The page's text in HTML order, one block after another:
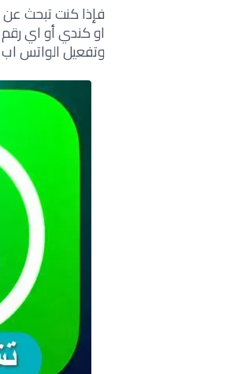
فإذا كنت تبحث
او كندي أو اي
وتفعيل الواتس اب